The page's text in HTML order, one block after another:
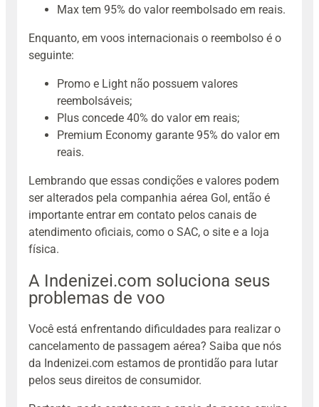
Max tem 95% do valor reembolsado em reais.
Enquanto, em voos internacionais o reembolso é o
seguinte:
Promo e Light não possuem valores
reembolsáveis;
Plus concede 40% do valor em reais;
Premium Economy garante 95% do valor em
reais.
Lembrando que essas condições e valores podem
ser alterados pela companhia aérea Gol, então é
importante entrar em contato pelos canais de
atendimento oficiais, como o SAC, o site e a loja
física.
A Indenizei.com soluciona seus
problemas de voo
Você está enfrentando dificuldades para realizar o
cancelamento de passagem aérea? Saiba que nós
da Indenizei.com estamos de prontidão para lutar
pelos seus direitos de consumidor.